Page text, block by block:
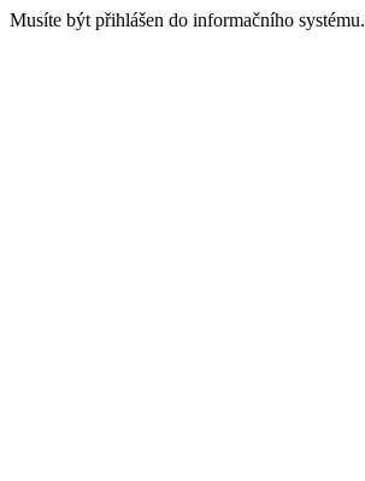
Musíte být přihlášen do informačního systému.